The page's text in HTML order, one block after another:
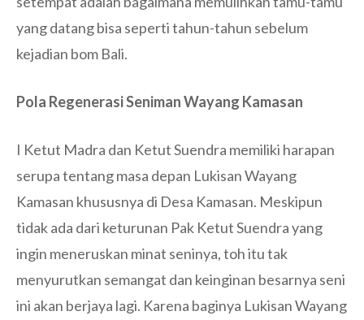
yang datang bisa seperti tahun-tahun sebelum
kejadian bom Bali.
Pola Regenerasi Seniman Wayang Kamasan
I Ketut Madra dan Ketut Suendra memiliki harapan
serupa tentang masa depan Lukisan Wayang
Kamasan khususnya di Desa Kamasan. Meskipun
tidak ada dari keturunan Pak Ketut Suendra yang
ingin meneruskan minat seninya, toh itu tak
menyurutkan semangat dan keinginan besarnya seni
ini akan berjaya lagi. Karena baginya Lukisan Wayang